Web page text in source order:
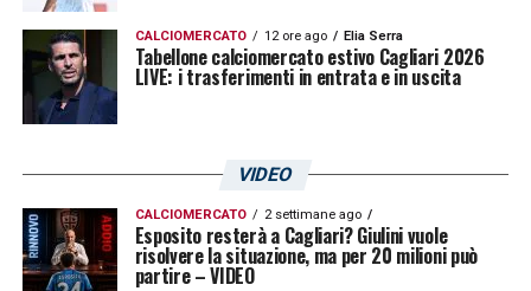
CALCIOMERCATO 12 ore ago Elia Serra
Tabellone calciomercato estivo Cagliari 2026
LIVE: i trasferimenti in entrata e in uscita
VIDEO
CALCIOMERCATO 2 settimane ago
Esposito resterà a Cagliari? Giulini vuole
risolvere la situazione, ma per 20 milioni può
partire – VIDEO